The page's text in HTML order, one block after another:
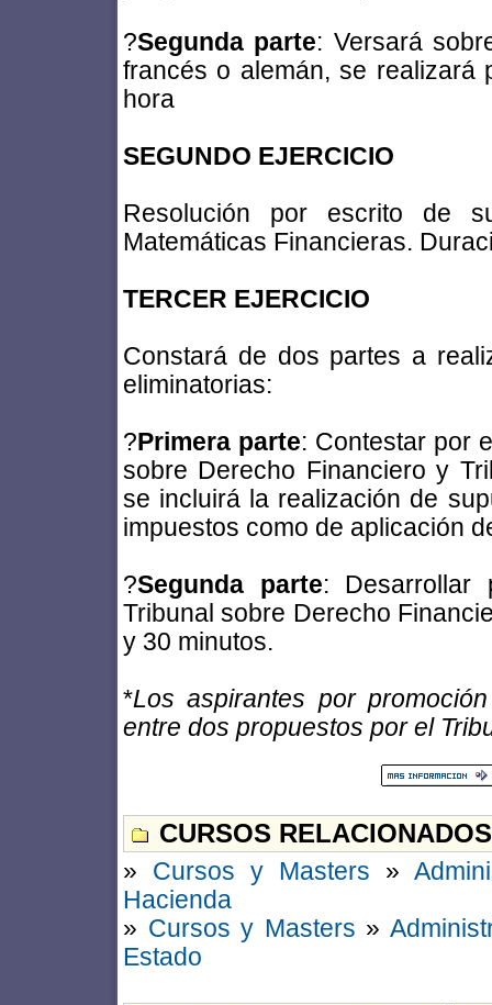
?Segunda parte: Versará
francés o alemán, se realizará
hora
SEGUNDO EJERCICIO
Resolución por escrito de
Matemáticas Financieras.
TERCER EJERCICIO
Constará de dos partes a
eliminatorias:
?Primera parte: Contestar por
sobre Derecho Financiero y
se incluirá la realización de
impuestos como de aplicación
?Segunda parte: Desarrollar
Tribunal sobre Derecho
y 30 minutos.
*Los aspirantes por
entre dos propuestos por el
CURSOS
» Cursos y Masters »
Hacienda
» Cursos y Masters »
Estado